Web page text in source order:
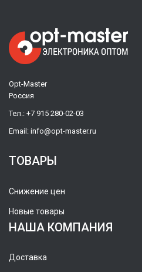
Opt-Master
Россия
Тел.: +7 915 280-02-03
Email: info@opt-master.ru
ТОВАРЫ
Снижение цен
Новые товары
НАША КОМПАНИЯ
Доставка